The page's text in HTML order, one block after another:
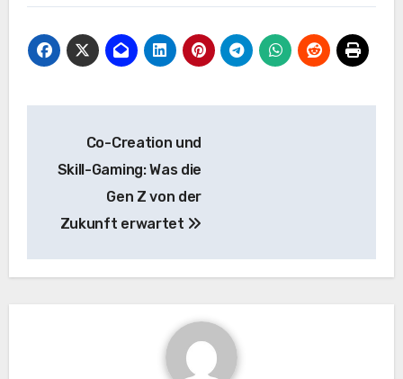
Co-Creation und
Skill-Gaming: Was die
Gen Z von der
Zukunft erwartet